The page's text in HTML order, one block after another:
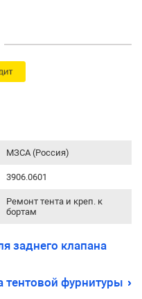
МЗСА (Россия)
3906.0601
Ремонт тента и креп. к
бортам
заднего клапана
тентовой фурнитуры